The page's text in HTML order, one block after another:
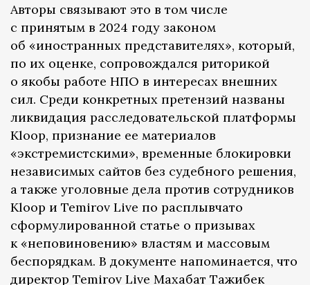
Авторы связывают это в том числе
с принятым в 2024 году законом
об «иностранных представителях», который,
по их оценке, сопровождался риторикой
о якобы работе НПО в интересах внешних
сил. Среди конкретных претензий названы
ликвидация расследовательской платформы
Kloop, признание ее материалов
«экстремистскими», временные блокировки
независимых сайтов без судебного решения,
а также уголовные дела против сотрудников
Kloop и Temirov Live по расплывчато
сформулированной статье о призывах
к «неповиновению» властям и массовым
беспорядкам. В документе напоминается, что
директор Temirov Live Махабат Тажибек